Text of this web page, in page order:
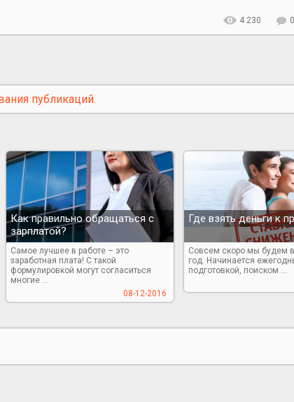
4 230 0
публикаций.
Как правильно обращаться с
зарплатой?
Самое лучшее в работе – это
заработная плата! С такой
формулировкой могут согласиться
многие ...
08-12-2016
Где взять деньги к
Совсем скоро мы будем
год. Начинается
подготовкой, поиском ...